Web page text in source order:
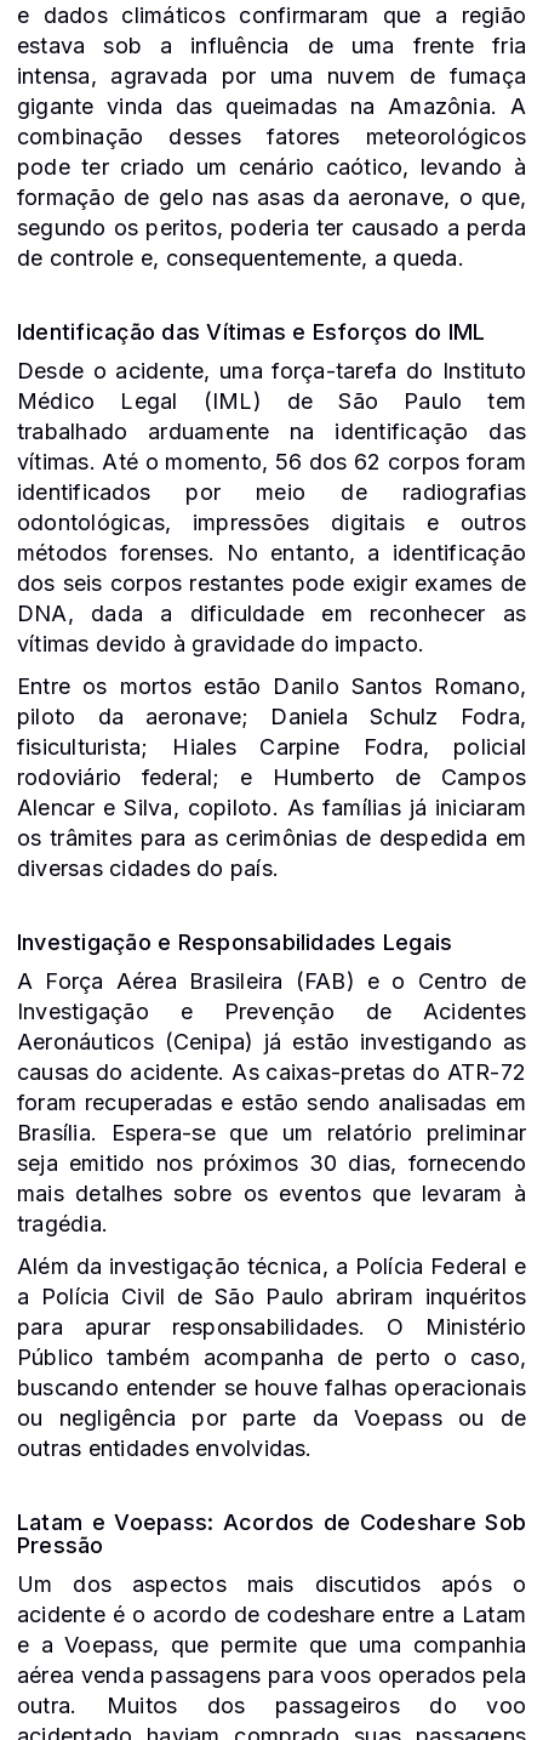
e dados climáticos confirmaram que a região
estava sob a influência de uma frente fria
intensa, agravada por uma nuvem de fumaça
gigante vinda das queimadas na Amazônia. A
combinação desses fatores meteorológicos
pode ter criado um cenário caótico, levando à
formação de gelo nas asas da aeronave, o que,
segundo os peritos, poderia ter causado a perda
de controle e, consequentemente, a queda.
Identificação das Vítimas e Esforços do IML
Desde o acidente, uma força-tarefa do Instituto
Médico Legal (IML) de São Paulo tem
trabalhado arduamente na identificação das
vítimas. Até o momento, 56 dos 62 corpos foram
identificados por meio de radiografias
odontológicas, impressões digitais e outros
métodos forenses. No entanto, a identificação
dos seis corpos restantes pode exigir exames de
DNA, dada a dificuldade em reconhecer as
vítimas devido à gravidade do impacto.
Entre os mortos estão Danilo Santos Romano,
piloto da aeronave; Daniela Schulz Fodra,
fisiculturista; Hiales Carpine Fodra, policial
rodoviário federal; e Humberto de Campos
Alencar e Silva, copiloto. As famílias já iniciaram
os trâmites para as cerimônias de despedida em
diversas cidades do país.
Investigação e Responsabilidades Legais
A Força Aérea Brasileira (FAB) e o Centro de
Investigação e Prevenção de Acidentes
Aeronáuticos (Cenipa) já estão investigando as
causas do acidente. As caixas-pretas do ATR-72
foram recuperadas e estão sendo analisadas em
Brasília. Espera-se que um relatório preliminar
seja emitido nos próximos 30 dias, fornecendo
mais detalhes sobre os eventos que levaram à
tragédia.
Além da investigação técnica, a Polícia Federal e
a Polícia Civil de São Paulo abriram inquéritos
para apurar responsabilidades. O Ministério
Público também acompanha de perto o caso,
buscando entender se houve falhas operacionais
ou negligência por parte da Voepass ou de
outras entidades envolvidas.
Latam e Voepass: Acordos de Codeshare Sob
Pressão
Um dos aspectos mais discutidos após o
acidente é o acordo de codeshare entre a Latam
e a Voepass, que permite que uma companhia
aérea venda passagens para voos operados pela
outra. Muitos dos passageiros do voo